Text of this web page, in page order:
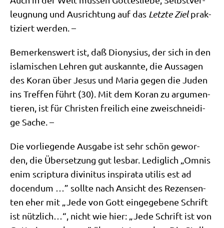
leug­nung und Aus­rich­tung auf das Letz­te Zielprak­
ti­ziert werden. –
Bemer­kens­wert ist, daß Dio­ny­si­us, der sich in den
isla­mi­schen Leh­ren gut aus­kann­te, die Aus­sa­gen
des Koran über Jesus und Maria gegen die Juden
ins Tref­fen führt (30). Mit dem Koran zu argu­men­
tie­ren, ist für Chri­sten frei­lich eine zwei­schnei­di­
ge Sache. –
Die vor­lie­gen­de Aus­ga­be ist sehr schön gewor­
den, die Über­set­zung gut les­bar. Ledig­lich „Omnis
enim scrip­tu­ra divi­ni­tus inspi­ra­ta uti­lis est ad
docen­dum …” soll­te nach Ansicht des Rezen­sen­
ten eher mit „Jede von Gott ein­ge­ge­be­ne Schrift
ist nütz­lich…“, nicht wie hier: „Jede Schrift ist von